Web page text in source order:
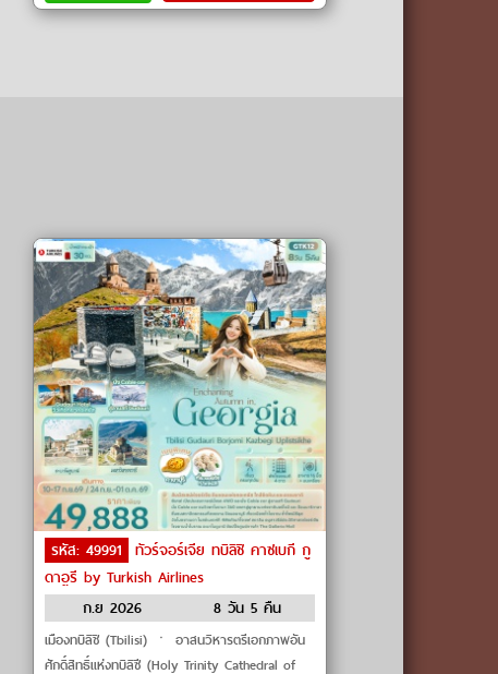
รหัส: 49991 ทัวร์จอร์เจีย ทบิลิชิ คาซเบกี กู
ดาอูรี by Turkish Airlines
ก.ย 2026
8 วัน 5 คืน
เมืองทบิลิชิ (Tbilisi) ㆍ อาสนวิหารตรีเอกภาพอัน
ศักดิ์สิทธิ์แห่งทบิลิซี (Holy Trinity Cathedral of